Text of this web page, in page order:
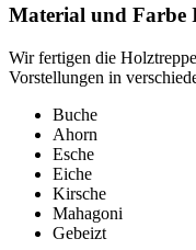
Material und Farbe
Wir fertigen die
Vorstellungen in
Buche
Ahorn
Esche
Eiche
Kirsche
Mahagoni
Gebeizt